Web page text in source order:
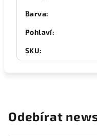
Barva:
Pohlaví:
SKU:
Odebírat